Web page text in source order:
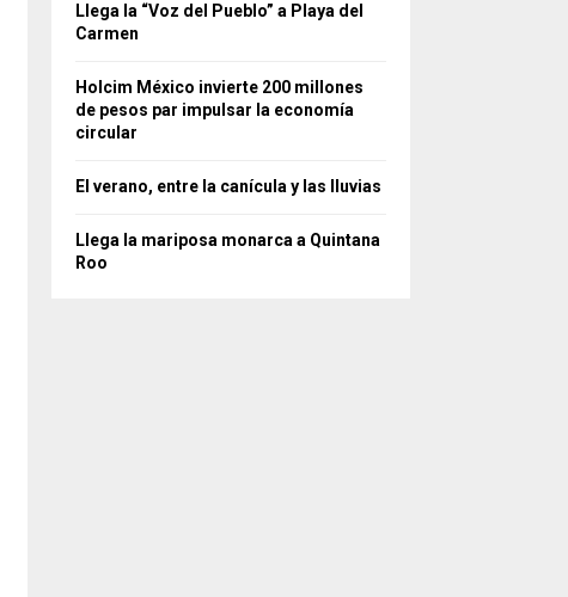
Llega la “Voz del Pueblo” a Playa del
Carmen
Holcim México invierte 200 millones
de pesos par impulsar la economía
circular
El verano, entre la canícula y las lluvias
Llega la mariposa monarca a Quintana
Roo